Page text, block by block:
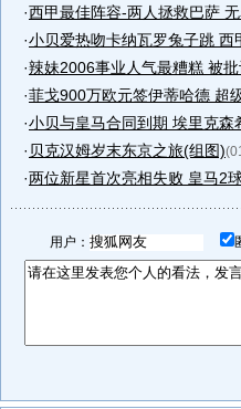
·西甲最佳阵容-两人拯救巴萨
·小贝爱热吻卡纳瓦罗兔子跳 西
·辣妹2006事业人气最糟糕 被
·菲戈900万欧元签伊蒂哈德 超
·小贝与皇马合同到期 埃里克森
· 贝克汉姆岁末东京之旅(组图)
·两位新星首次亮相失败 皇马2
用户：